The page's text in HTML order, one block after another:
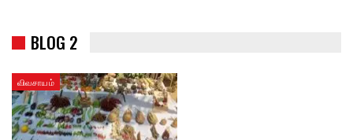
BLOG 2
விவசாயம்